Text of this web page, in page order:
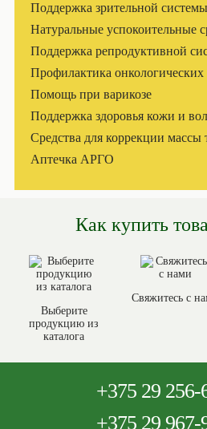
Поддержка зрительной системы
Натуральные успокоительные
Поддержка репродуктивной
Профилактика онкологических
Помощь при варикозе
Поддержка здоровья кожи и
Средства для коррекции массы
Аптечка АРГО
Как купить
Выберите
продукцию из
каталога
Свяжитесь с
+375 29 256-
+375 29 967-